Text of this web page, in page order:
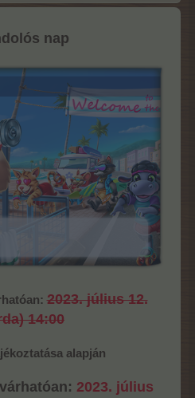
nap
2023. július 12.
14:00
alapján
2023. július